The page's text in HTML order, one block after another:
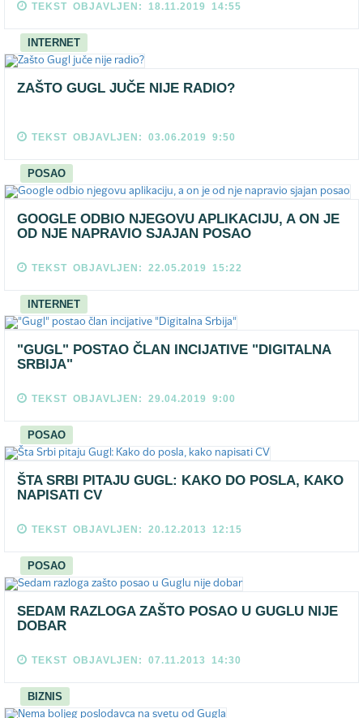
TEKST OBJAVLJEN: 18.11.2019 14:55
INTERNET
ZAŠTO GUGL JUČE NIJE RADIO?
TEKST OBJAVLJEN: 03.06.2019 9:50
POSAO
GOOGLE ODBIO NJEGOVU APLIKACIJU, A ON JE
OD NJE NAPRAVIO SJAJAN POSAO
TEKST OBJAVLJEN: 22.05.2019 15:22
INTERNET
"GUGL" POSTAO ČLAN INCIJATIVE "DIGITALNA
SRBIJA"
TEKST OBJAVLJEN: 29.04.2019 9:00
POSAO
ŠTA SRBI PITAJU GUGL: KAKO DO POSLA, KAKO
NAPISATI CV
TEKST OBJAVLJEN: 20.12.2013 12:15
POSAO
SEDAM RAZLOGA ZAŠTO POSAO U GUGLU NIJE
DOBAR
TEKST OBJAVLJEN: 07.11.2013 14:30
BIZNIS